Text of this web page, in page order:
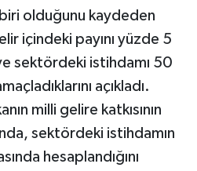
olduğunu kaydeden
içindeki payını yüzde 5
sektördeki istihdamı 50
açıkladı.
milli gelire katkısının
sektördeki istihdamın
hesaplandığını